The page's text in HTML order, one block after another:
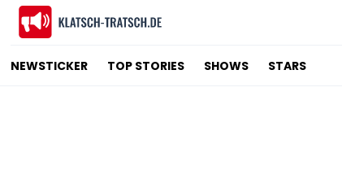
NEWSTICKER TOP STORIES SHOWS STARS